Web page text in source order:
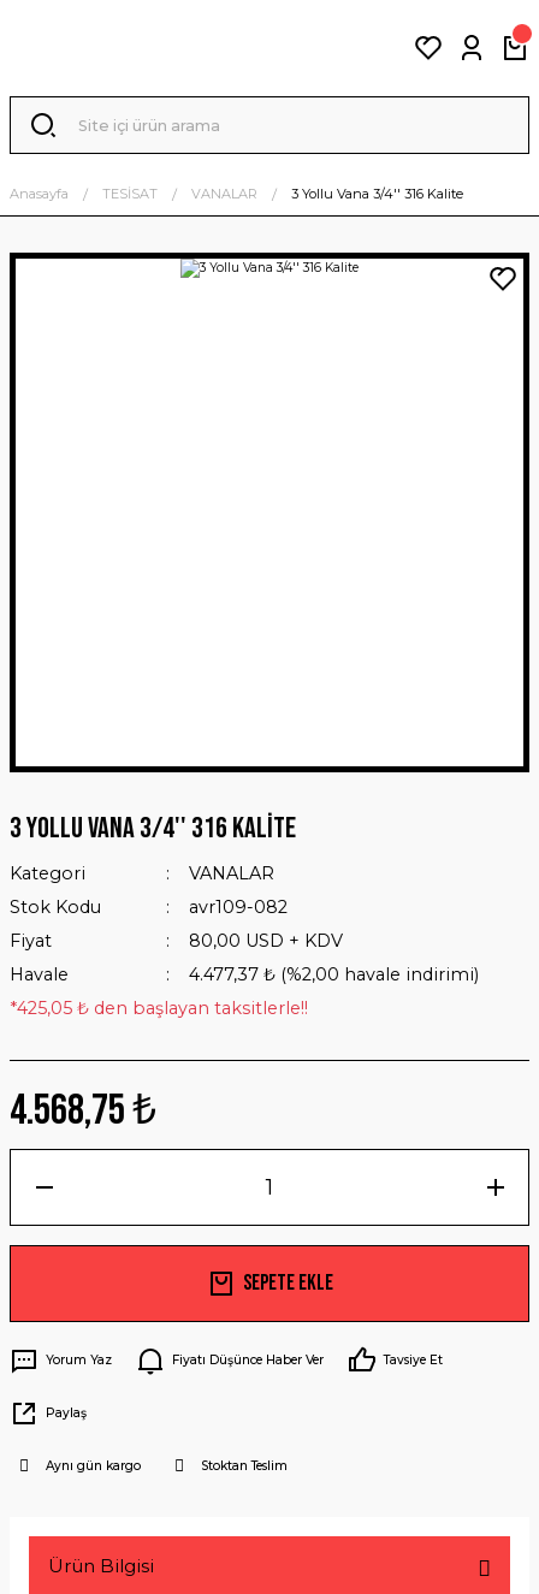
Anasayfa TESİSAT VANALAR 3 Yollu Vana 3/4'' 316 Kalite
3 Yollu Vana 3/4'' 316 Kalite
Kategori
VANALAR
Stok Kodu
avr109-082
Fiyat
80,00 USD + KDV
Havale
4.477,37 ₺ (%2,00 havale indirimi)
*425,05 ₺ den başlayan taksitlerle!!
4.568,75 ₺
Sepete Ekle
Yorum Yaz Fiyatı Düşünce Haber Ver Tavsiye Et
Paylaş
Aynı gün kargo Stoktan Teslim
Ürün Bilgisi